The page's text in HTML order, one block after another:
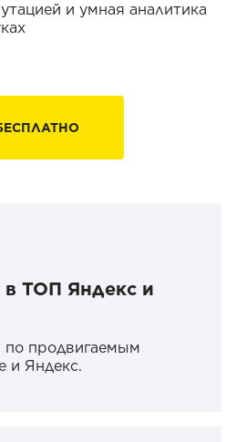
и умная аналитика
ТОП Яндекс и
продвигаемым
и Яндекс.